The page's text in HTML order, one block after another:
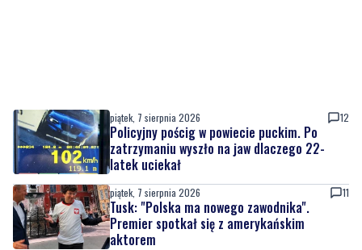
piątek, 7 sierpnia 2026 12
Policyjny pościg w powiecie puckim. Po
zatrzymaniu wyszło na jaw dlaczego 22-
latek uciekał
piątek, 7 sierpnia 2026 11
Tusk: "Polska ma nowego zawodnika".
Premier spotkał się z amerykańskim
aktorem